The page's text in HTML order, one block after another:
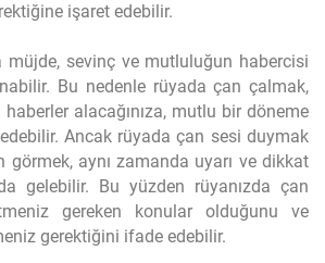
işaret edebilir.
müjde, sevinç ve mutluluğun habercisi
Bu nedenle rüyada çan çalmak,
alacağınıza, mutlu bir döneme
Ancak rüyada çan sesi duymak
aynı zamanda uyarı ve dikkat
gelebilir. Bu yüzden rüyanızda çan
gereken konular olduğunu ve
gerektiğini ifade edebilir.